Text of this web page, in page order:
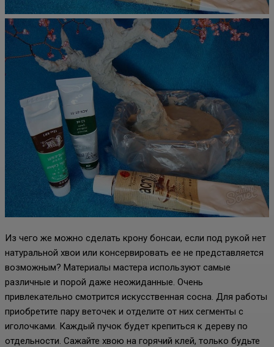
Из чего же можно сделать крону бонсаи, если под рукой нет
натуральной хвои или консервировать ее не представляется
возможным? Материалы мастера используют самые
различные и порой даже неожиданные. Очень
привлекательно смотрится искусственная сосна. Для работы
приобретите пару веточек и отделите от них сегменты с
иголочками. Каждый пучок будет крепиться к дереву по
отдельности. Сажайте хвою на горячий клей, только будьте